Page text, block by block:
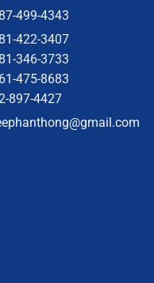
499-4343
422-3407
346-3733
475-8683
897-4427